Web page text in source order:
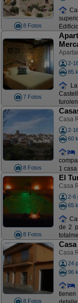
8 Fotos
7 Fotos
2-
85
8 Fotos
Casa
2-
60
1
8 Fotos
El
Casa
2-6
65
de 2
8 Fotos
Casa
24
96